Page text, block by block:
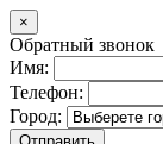
×
Обратный звонок
Имя:
Телефон:
Город: